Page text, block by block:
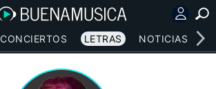
CONCIERTOS LETRAS NOTICIAS